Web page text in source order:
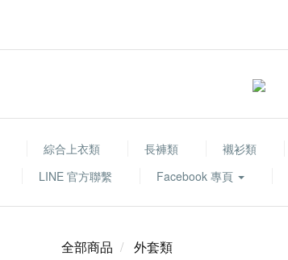
綜合上衣類 長褲類 襯衫類
LINE 官方聯繫
Facebook 專頁
全部商品 外套類